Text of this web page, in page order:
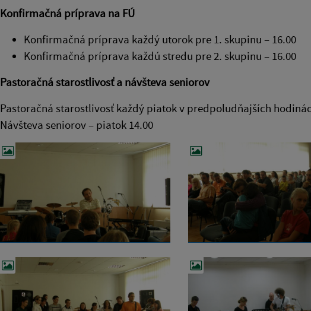
Konfirmačná príprava na FÚ
Konfirmačná príprava každý utorok pre 1. skupinu – 16.00
Konfirmačná príprava každú stredu pre 2. skupinu – 16.00
Pastoračná starostlivosť a návšteva seniorov
Pastoračná starostlivosť každý piatok v predpoludňajších
Návšteva seniorov – piatok 14.00